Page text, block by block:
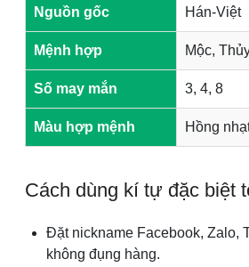
Nguồn gốc Hán-Việt
Mệnh hợp Mộc,
Số may mắn 3, 4, 8
Màu hợp mệnh Hồng
Cách dùng kí tự đặc biệt
Đặt nickname Facebook, Zalo,
không đụng hàng.